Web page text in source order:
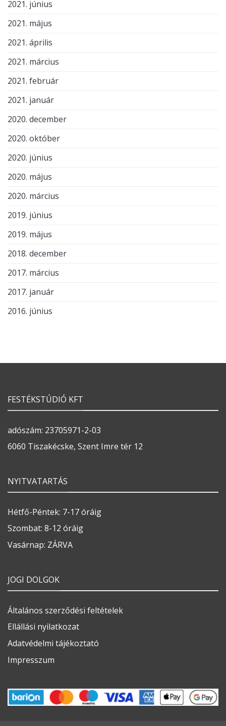
2021. június
2021. május
2021. április
2021. március
2021. február
2021. január
2020. december
2020. október
2020. június
2020. május
2020. március
2019. június
2019. május
2018. december
2017. március
2017. január
2016. június
FESTÉKSTÚDIÓ KFT
adószám: 23705971-2-03
6060 Tiszakécske, Szent Imre tér 12
NYITVATARTÁS
Hétfő-Péntek: 7-17 óráig
Szombat: 8-12 óráig
Vasárnap: ZÁRVA
JOGI DOLGOK
Általános szerződési feltételek
Ellállási nyilatkozat
Adatvédelmi tájékoztató
Impresszum